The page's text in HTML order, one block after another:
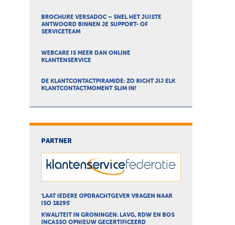
BROCHURE VERSADOC – SNEL HET JUISTE
ANTWOORD BINNEN JE SUPPORT- OF
SERVICETEAM
WEBCARE IS MEER DAN ONLINE
KLANTENSERVICE
DE KLANTCONTACTPIRAMIDE: ZO RICHT JIJ ELK
KLANTCONTACTMOMENT SLIM IN!
PARTNER
'LAAT IEDERE OPDRACHTGEVER VRAGEN NAAR
ISO 18295'
KWALITEIT IN GRONINGEN: LAVG, RDW EN BOS
INCASSO OPNIEUW GECERTIFICEERD